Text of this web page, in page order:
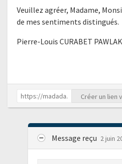
Veuillez agréer, Madame,
de mes sentiments distingués.
Pierre-Louis CURABET PAWLAK
Créer un lien
Message reçu 2 juin